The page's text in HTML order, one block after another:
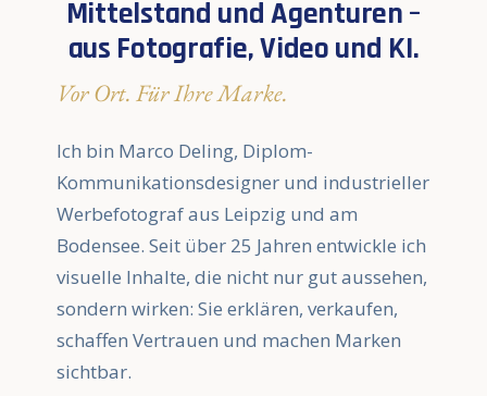
Mittelstand und Agenturen –
aus Fotografie, Video und KI.
Vor Ort. Für Ihre Marke.
Ich bin Marco Deling, Diplom-
Kommunikationsdesigner und industrieller
Werbefotograf aus Leipzig und am
Bodensee. Seit über 25 Jahren entwickle ich
visuelle Inhalte, die nicht nur gut aussehen,
sondern wirken: Sie erklären, verkaufen,
schaffen Vertrauen und machen Marken
sichtbar.